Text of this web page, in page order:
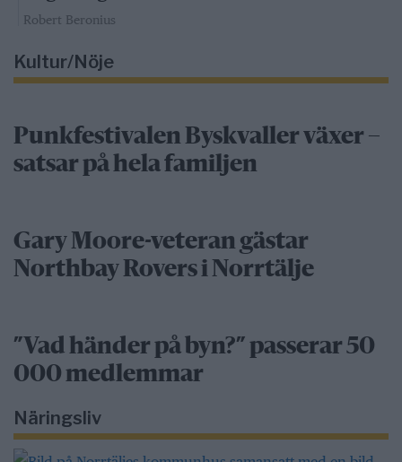
Robert Beronius
Kultur/Nöje
Punkfestivalen Byskvaller växer –
satsar på hela familjen
Gary Moore-veteran gästar
Northbay Rovers i Norrtälje
”Vad händer på byn?” passerar 50
000 medlemmar
Näringsliv